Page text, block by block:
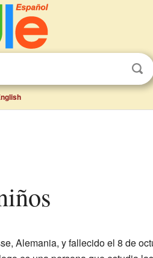
Alemania, y fallecido el 8 de